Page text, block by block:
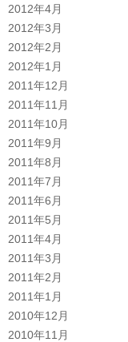
2012年4月
2012年3月
2012年2月
2012年1月
2011年12月
2011年11月
2011年10月
2011年9月
2011年8月
2011年7月
2011年6月
2011年5月
2011年4月
2011年3月
2011年2月
2011年1月
2010年12月
2010年11月